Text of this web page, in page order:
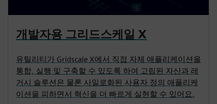
개발자용 그리드스케일 X
유틸리티가 Gridscale X에서 직접 자체 애플리케이션을
통합, 실행 및 구축할 수 있도록 하여 고립된 자산과 레
거시 솔루션은 물론 사일로화된 사용자 정의 애플리케
이션을 피하면서 혁신을 더 빠르게 실현할 수 있어요.